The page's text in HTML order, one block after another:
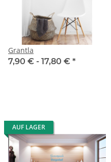
Grantla
7,90 € - 17,80 € *
AUF LAGER